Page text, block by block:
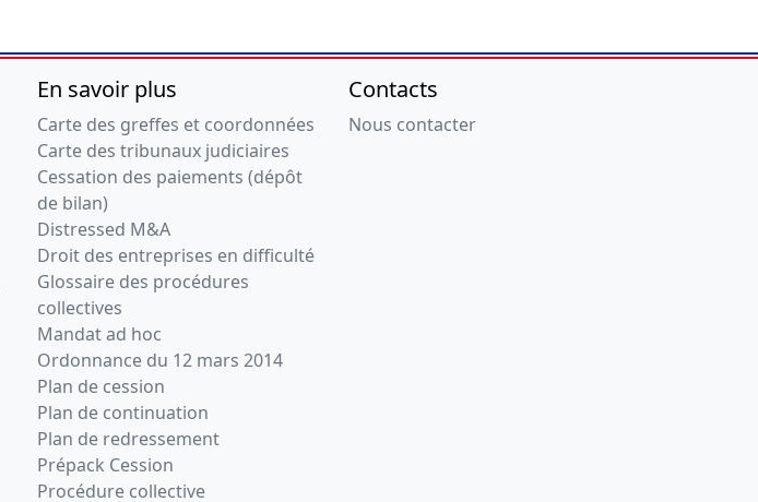
En savoir plus
Carte des greffes et coordonnées
Carte des tribunaux judiciaires
Cessation des paiements (dépôt
de bilan)
Distressed M&A
Droit des entreprises en difficulté
Glossaire des procédures
collectives
Mandat ad hoc
Ordonnance du 12 mars 2014
Plan de cession
Plan de continuation
Plan de redressement
Prépack Cession
Procédure collective
Contacts
Nous contacter